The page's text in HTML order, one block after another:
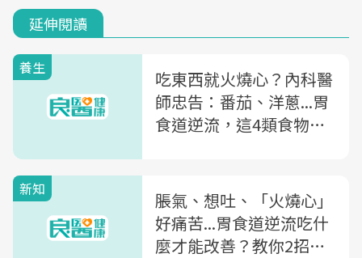
延伸閱讀
養生
吃東西就火燒心？內科醫
師忠告：番茄、洋蔥...胃
食道逆流，這4類食物不
新知
脹氣、想吐、「火燒心」
好痛苦...胃食道逆流吃什
麼才能改善？教你2招緊